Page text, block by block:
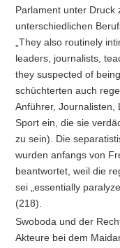
Parlament unter Druck
unterschiedlichen
„They also routinely
leaders, journalists,
they suspected of
schüchterten auch
Anführer, Journalisten,
Sport ein, die sie
zu sein). Die
wurden anfangs von
beantwortet, weil die
sei „essentially
(218).
Swoboda und der
Akteure bei dem